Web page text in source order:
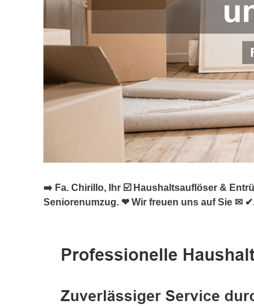
➡️ Fa. Chirillo, Ihr ☑️ Haushaltsauflöser &
Seniorenumzug. ❤ Wir freuen uns auf Sie ✉